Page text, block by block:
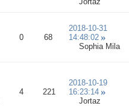
0 68
2018-10-31
14:48:02
Sophia Mila
4 221
2018-10-19
16:23:14
Jortaz